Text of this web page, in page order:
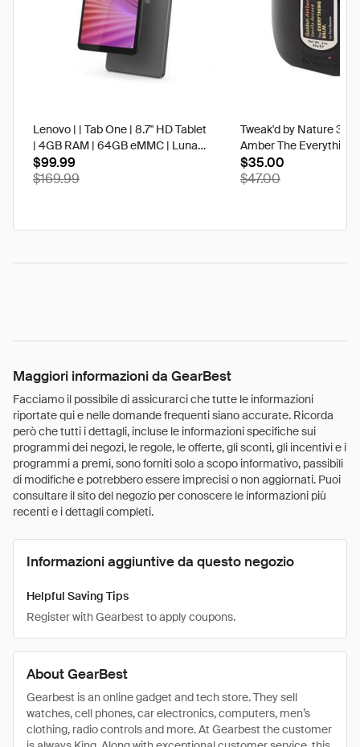
Lenovo | | Tab One | 8.7" HD Tablet
| 4GB RAM | 64GB eMMC | Luna
Grey | Best Buy
$99.99
$169.99
Tweak'd by Nature 3
Amber The Everything
$35.00
$47.00
Maggiori informazioni da GearBest
Facciamo il possibile di assicurarci che tutte le informazioni
riportate qui e nelle domande frequenti siano accurate. Ricorda
però che tutti i dettagli, incluse le informazioni specifiche sui
programmi dei negozi, le regole, le offerte, gli sconti, gli incentivi e i
programmi a premi, sono forniti solo a scopo informativo, passibili
di modifiche e potrebbero essere imprecisi o non aggiornati. Puoi
consultare il sito del negozio per conoscere le informazioni più
recenti e i dettagli completi.
About GearBest
Gearbest is an online gadget and tech store. They sell
watches, cell phones, car electronics, computers, men’s
clothing, radio controls and more. At Gearbest the customer
Informazioni aggiuntive da questo negozio
Helpful Saving Tips
Register with Gearbest to apply coupons.